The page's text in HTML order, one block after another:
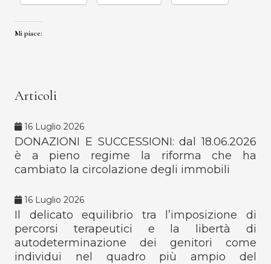
Mi piace:
Articoli
16 Luglio 2026
DONAZIONI E SUCCESSIONI: dal 18.06.2026
è a pieno regime la riforma che ha
cambiato la circolazione degli immobili
16 Luglio 2026
Il delicato equilibrio tra l’imposizione di
percorsi terapeutici e la libertà di
autodeterminazione dei genitori come
individui nel quadro più ampio del